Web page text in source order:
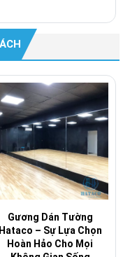
Gương Dán Tường
Hataco – Sự Lựa Chọn
Hoàn Hảo Cho Mọi